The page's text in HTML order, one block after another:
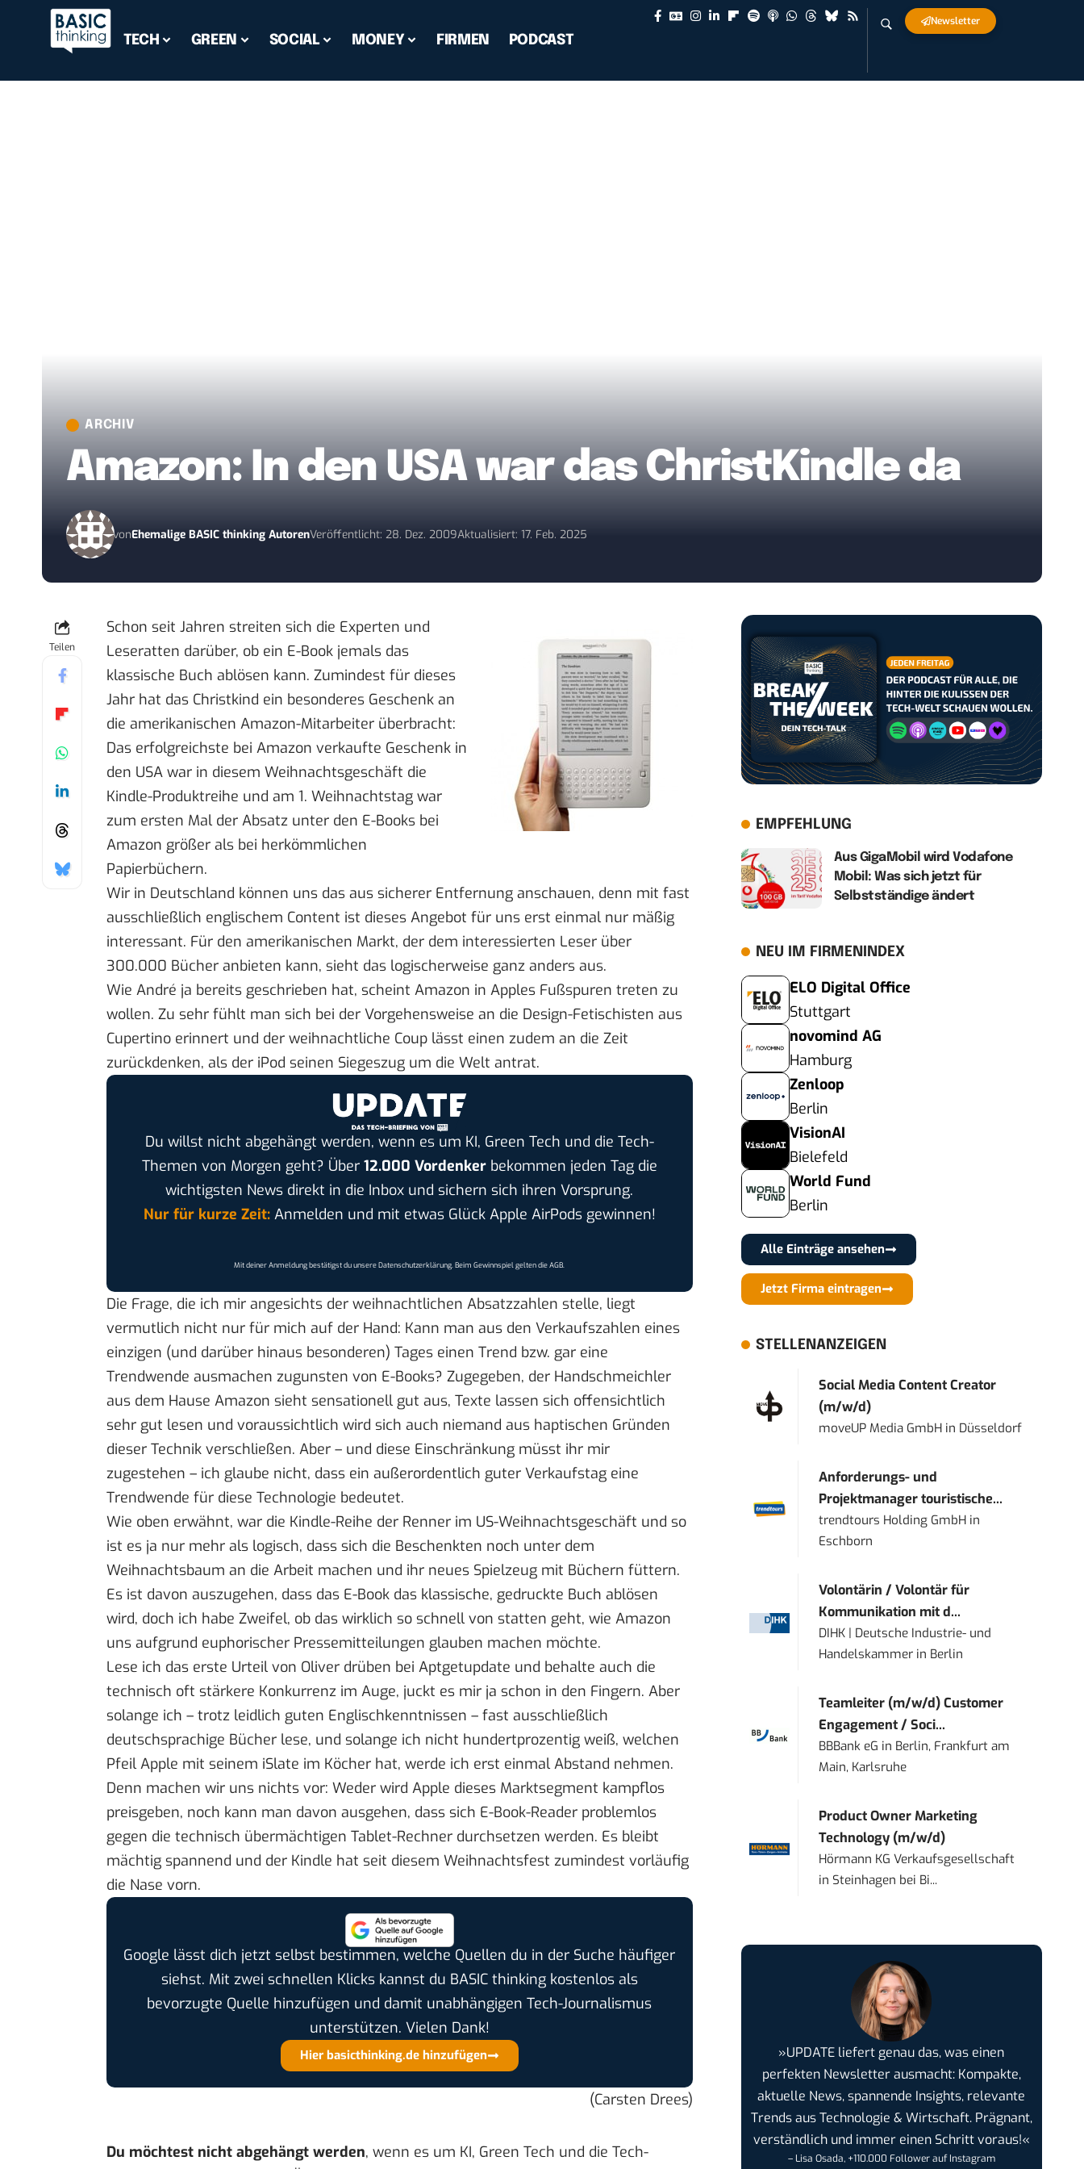
TECH GREEN SOCIAL MONEY FIRMEN PODCAST
Newsletter
ARCHIV
Amazon: In den USA war das ChristKindle da
vonEhemalige BASIC thinking AutorenVeröffentlicht: 28. Dez. 2009Aktualisiert: 17. Feb. 2025
Teilen
Schon seit Jahren streiten sich die Experten und
Leseratten darüber, ob ein E-Book jemals das
klassische Buch ablösen kann. Zumindest für dieses
Jahr hat das Christkind ein besonderes Geschenk an
die amerikanischen Amazon-Mitarbeiter überbracht:
Das erfolgreichste bei Amazon verkaufte Geschenk in
den USA war in diesem Weihnachtsgeschäft die
Kindle-Produktreihe und am 1. Weihnachtstag war
zum ersten Mal der Absatz unter den E-Books bei
Amazon größer als bei herkömmlichen
Papierbüchern.
Wir in Deutschland können uns das aus sicherer Entfernung anschauen, denn mit fast
ausschließlich englischem Content ist dieses Angebot für uns erst einmal nur mäßig
interessant. Für den amerikanischen Markt, der dem interessierten Leser über
300.000 Bücher anbieten kann, sieht das logischerweise ganz anders aus.
Wie André ja bereits geschrieben hat, scheint Amazon in Apples Fußspuren treten zu
wollen. Zu sehr fühlt man sich bei der Vorgehensweise an die Design-Fetischisten aus
Cupertino erinnert und der weihnachtliche Coup lässt einen zudem an die Zeit
zurückdenken, als der iPod seinen Siegeszug um die Welt antrat.
Du willst nicht abgehängt werden, wenn es um KI, Green Tech und die Tech-
Themen von Morgen geht? Über 12.000 Vordenkerbekommen jeden Tag die
wichtigsten News direkt in die Inbox und sichern sich ihren Vorsprung.
Nur für kurze Zeit:Anmelden und mit etwas Glück Apple AirPods gewinnen!
Mit deiner Anmeldung bestätigst du unsereDatenschutzerklärung. Beim Gewinnspiel gelten dieAGB.
Die Frage, die ich mir angesichts der weihnachtlichen Absatzzahlen stelle, liegt
vermutlich nicht nur für mich auf der Hand: Kann man aus den Verkaufszahlen eines
einzigen (und darüber hinaus besonderen) Tages einen Trend bzw. gar eine
Trendwende ausmachen zugunsten von E-Books? Zugegeben, der Handschmeichler
aus dem Hause Amazon sieht sensationell gut aus, Texte lassen sich offensichtlich
sehr gut lesen und voraussichtlich wird sich auch niemand aus haptischen Gründen
dieser Technik verschließen. Aber – und diese Einschränkung müsst ihr mir
zugestehen – ich glaube nicht, dass ein außerordentlich guter Verkaufstag eine
Trendwende für diese Technologie bedeutet.
Wie oben erwähnt, war die Kindle-Reihe der Renner im US-Weihnachtsgeschäft und so
ist es ja nur mehr als logisch, dass sich die Beschenkten noch unter dem
Weihnachtsbaum an die Arbeit machen und ihr neues Spielzeug mit Büchern füttern.
Es ist davon auszugehen, dass das E-Book das klassische, gedruckte Buch ablösen
wird, doch ich habe Zweifel, ob das wirklich so schnell von statten geht, wie Amazon
uns aufgrund euphorischer Pressemitteilungen glauben machen möchte.
Lese ich das erste Urteil von Oliver drüben bei Aptgetupdate und behalte auch die
technisch oft stärkere Konkurrenz im Auge, juckt es mir ja schon in den Fingern. Aber
solange ich – trotz leidlich guten Englischkenntnissen – fast ausschließlich
deutschsprachige Bücher lese, und solange ich nicht hundertprozentig weiß, welchen
Pfeil Apple mit seinem iSlate im Köcher hat, werde ich erst einmal Abstand nehmen.
Denn machen wir uns nichts vor: Weder wird Apple dieses Marktsegment kampflos
preisgeben, noch kann man davon ausgehen, dass sich E-Book-Reader problemlos
gegen die technisch übermächtigen Tablet-Rechner durchsetzen werden. Es bleibt
mächtig spannend und der Kindle hat seit diesem Weihnachtsfest zumindest vorläufig
die Nase vorn.
Google lässt dich jetzt selbst bestimmen, welche Quellen du in der Suche häufiger
siehst. Mit zwei schnellen Klicks kannst du BASIC thinking kostenlos als
bevorzugte Quelle hinzufügen und damit unabhängigen Tech-Journalismus
unterstützen. Vielen Dank!
Hier basicthinking.de hinzufügen
(Carsten Drees)
Du möchtest nicht abgehängt werden, wenn es um KI, Green Tech und die Tech-
EMPFEHLUNG
Aus GigaMobil wird Vodafone
Mobil: Was sich jetzt für
Selbstständige ändert
NEU IM FIRMENINDEX
ELO Digital Office
Stuttgart
novomind AG
Hamburg
Zenloop
Berlin
VisionAI
Bielefeld
World Fund
Berlin
Alle Einträge ansehen
Jetzt Firma eintragen
STELLENANZEIGEN
Social Media Content Creator
(m/w/d)
moveUP Media GmbH in Düsseldorf
Anforderungs- und
Projektmanager touristische...
trendtours Holding GmbH in
Eschborn
Volontärin / Volontär für
Kommunikation mit d...
DIHK | Deutsche Industrie- und
Handelskammer in Berlin
Teamleiter (m/w/d) Customer
Engagement / Soci...
BBBank eG in Berlin, Frankfurt am
Main, Karlsruhe
Product Owner Marketing
Technology (m/w/d)
Hörmann KG Verkaufsgesellschaft
in Steinhagen bei Bi...
»UPDATE liefert genau das, was einen
perfekten Newsletter ausmacht: Kompakte,
aktuelle News, spannende Insights, relevante
Trends aus Technologie & Wirtschaft. Prägnant,
verständlich und immer einen Schritt voraus!«
– Lisa Osada, +110.000 Follower auf Instagram